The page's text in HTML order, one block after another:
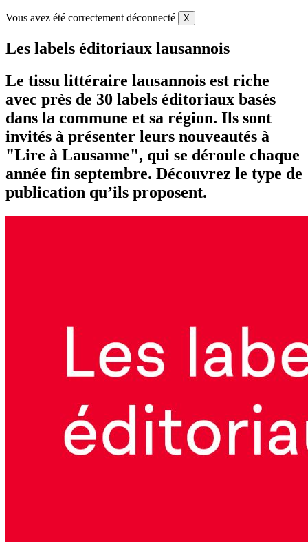
Vous avez été correctement déconnecté X
Les labels éditoriaux lausannois
Le tissu littéraire lausannois est riche
avec près de 30 labels éditoriaux basés
dans la commune et sa région. Ils sont
invités à présenter leurs nouveautés à
"Lire à Lausanne", qui se déroule chaque
année fin septembre. Découvrez le type de
publication qu’ils proposent.